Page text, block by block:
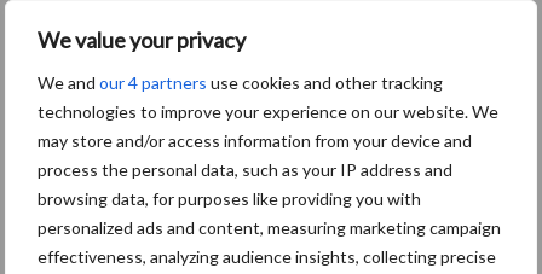
We value your privacy
We and our 4 partners use cookies and other tracking
technologies to improve your experience on our website. We
may store and/or access information from your device and
process the personal data, such as your IP address and
browsing data, for purposes like providing you with
personalized ads and content, measuring marketing campaign
effectiveness, analyzing audience insights, collecting precise
vogels. “Weidevogelbeheer is net als het hebben van een
camping. Als je het goed doet komen je gasten elk jaar terug en
nemen ze hun vrienden mee”.
Factsheet kruidenrijk grasland
In het overzicht uit de veldgids van Wim Schippers staat hoe je
verschillende graslandtypen kunt bepalen, hoeveel stikstof je